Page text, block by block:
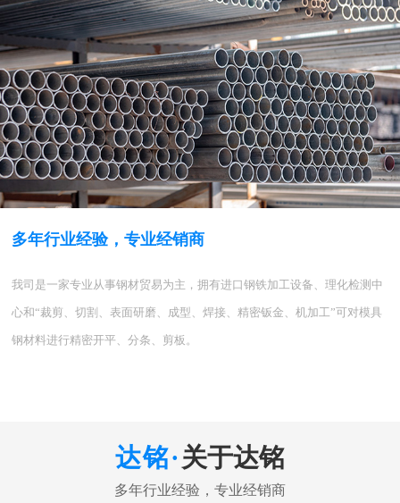
多年行业经验，专业经销商
我司是一家专业从事钢材贸易为主，拥有进口钢铁加工设备、理化检测中
心和“裁剪、切割、表面研磨、成型、焊接、精密钣金、机加工”可对模具
钢材料进行精密开平、分条、剪板。
关于达铭